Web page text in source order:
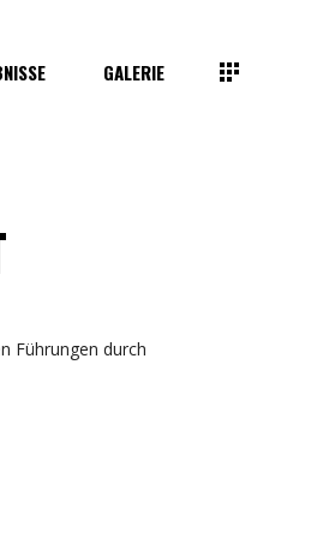
GALERIE
Führungen durch